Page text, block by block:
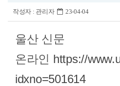
작성자 : 관리자 23-04-04
울산 신문
온라인 https://
idxno=501614